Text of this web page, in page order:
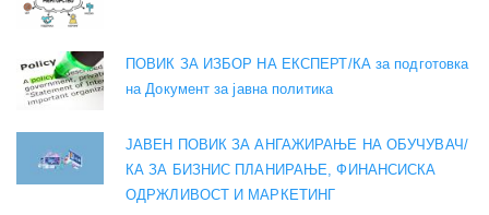
ПОВИК ЗА ИЗБОР НА ЕКСПЕРТ/КА за подготовка
на Документ за јавна политика
ЈАВЕН ПОВИК ЗА АНГАЖИРАЊЕ НА ОБУЧУВАЧ/
КА ЗА БИЗНИС ПЛАНИРАЊЕ, ФИНАНСИСКА
ОДРЖЛИВОСТ И МАРКЕТИНГ